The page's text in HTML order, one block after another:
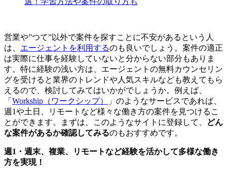
営業や”つて”以外で案件を探すことに不安があるという人
は、 エージェントを利用するのも良いでしょう。案件の適正
は実際に仕事を経験していないと分からない部分もありま
す。特に経験の浅い方は、エージェントの無料カウンセリン
グを受けると業界のトレンドや人気スキルなども教えてもら
えるので、検討してみてはいかがでしょうか。例えば、
「 Workship（ワークシップ）
」のようなサービスであれば、
週1や土日、リモートなど様々な働き方の案件を見つけるこ
とができます。まずは、このようなサイトに登録して、
どん
な案件があるか確認してみるのもおすすめです。
週1・週末、複業、リモートなど経験を活かして多様な働き
方を実現！